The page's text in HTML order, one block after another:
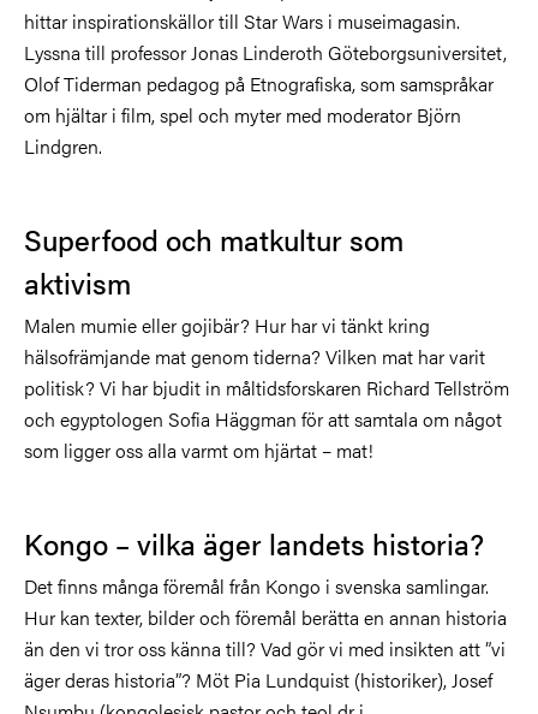
hittar inspirationskällor till Star Wars i museimagasin.
Lyssna till professor Jonas Linderoth Göteborgsuniversitet,
Olof Tiderman pedagog på Etnografiska, som samspråkar
om hjältar i film, spel och myter med moderator Björn
Lindgren.
Superfood och matkultur som
aktivism
Malen mumie eller gojibär? Hur har vi tänkt kring
hälsofrämjande mat genom tiderna? Vilken mat har varit
politisk? Vi har bjudit in måltidsforskaren Richard Tellström
och egyptologen Sofia Häggman för att samtala om något
som ligger oss alla varmt om hjärtat – mat!
Kongo – vilka äger landets historia?
Det finns många föremål från Kongo i svenska samlingar.
Hur kan texter, bilder och föremål berätta en annan historia
än den vi tror oss känna till? Vad gör vi med insikten att ”vi
äger deras historia”? Möt Pia Lundquist (historiker), Josef